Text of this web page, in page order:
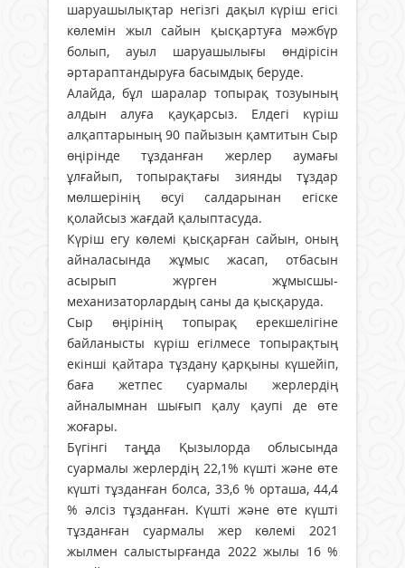
шаруашылықтар негізгі дақыл күріш егісі
көлемін жыл сайын қысқартуға мәжбүр
болып, ауыл шаруашылығы өндірісін
әртараптандыруға басымдық беруде.
Алайда, бұл шаралар топырақ тозуының
алдын алуға қауқарсыз. Елдегі күріш
алқаптарының 90 пайызын қамтитын Сыр
өңірінде тұзданған жерлер аумағы
ұлғайып, топырақтағы зиянды тұздар
мөлшерінің өсуі салдарынан егіске
қолайсыз жағдай қалыптасуда.
Күріш егу көлемі қысқарған сайын, оның
айналасында жұмыс жасап, отбасын
асырып жүрген жұмысшы-
механизаторлардың саны да қысқаруда.
Сыр өңірінің топырақ ерекшелігіне
байланысты күріш егілмесе топырақтың
екінші қайтара тұздану қарқыны күшейіп,
баға жетпес суармалы жерлердің
айналымнан шығып қалу қаупі де өте
жоғары.
Бүгінгі таңда Қызылорда облысында
суармалы жерлердің 22,1% күшті және өте
күшті тұзданған болса, 33,6 % орташа, 44,4
% әлсіз тұзданған. Күшті және өте күшті
тұзданған суармалы жер көлемі 2021
жылмен салыстырғанда 2022 жылы 16 %